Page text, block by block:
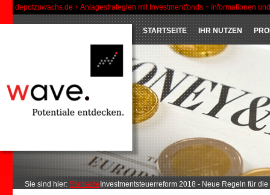
depotzuwachs.de + Anlagestrategien mit Investmentfonds + Informationen
STARTSEITE IHR NUTZEN
Sie sind hier: StartseiteInvestmentsteuerreform 2018 - Neue Regeln für